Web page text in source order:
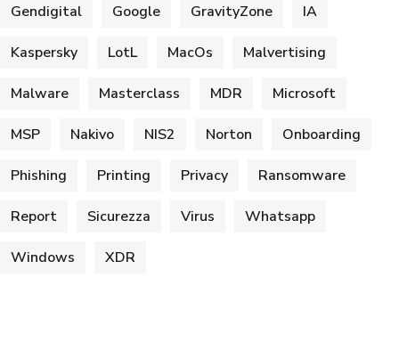
Gendigital Google GravityZone IA
Kaspersky LotL MacOs Malvertising
Malware Masterclass MDR Microsoft
MSP Nakivo NIS2 Norton Onboarding
Phishing Printing Privacy Ransomware
Report Sicurezza Virus Whatsapp
Windows XDR